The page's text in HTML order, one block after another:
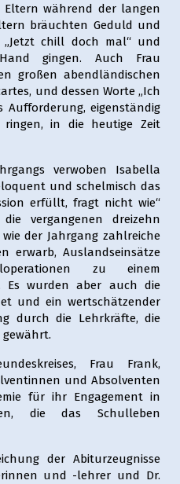
während der langen
bräuchten Geduld und
chill doch mal“ und
gingen. Auch Frau
großen abendländischen
und dessen Worte „Ich
Aufforderung, eigenständig
in die heutige Zeit
verwoben Isabella
und schelmisch das
erfüllt, fragt nicht wie“
vergangenen dreizehn
der Jahrgang zahlreiche
erwarb, Auslandseinsätze
zu einem
Es wurden aber auch die
und ein wertschätzender
durch die Lehrkräfte, die
Frau Frank,
und Absolventen
für ihr Engagement in
die das Schulleben
der Abiturzeugnisse
und -lehrer und Dr.